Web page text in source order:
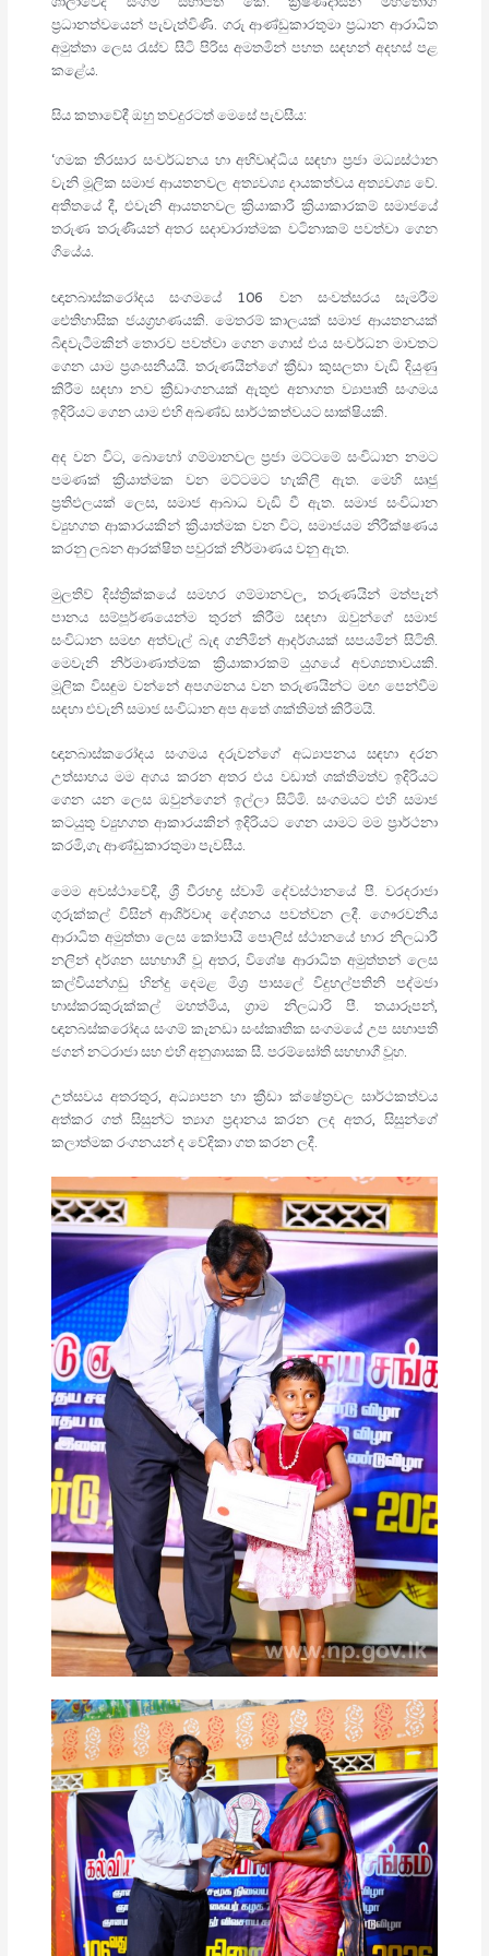
ප්‍රධානත්වයෙන් පැවැත්විණි. ගරු ආණ්ඩුකාරතුමා ප්‍රධාන ආරාධිත
අමුත්තා ලෙස රැස්ව සිටි පිරිස අමතමින් පහත සඳහන් අදහස් පළ
කළේය.
සිය කතාවේදී ඔහු තවදුරටත් මෙසේ පැවසීය:
‘ගමක තිරසාර සංවර්ධනය හා අභිවෘද්ධිය සඳහා ප්‍රජා මධ්‍යස්ථාන
වැනි මූලික සමාජ ආයතනවල අත්‍යවශ්‍ය දායකත්වය අත්‍යවශ්‍ය වේ.
අතීතයේ දී, එවැනි ආයතනවල ක්‍රියාකාරී ක්‍රියාකාරකම් සමාජයේ
තරුණ තරුණියන් අතර සදාචාරාත්මක වටිනාකම් පවත්වා ගෙන
ගියේය.
ඥානබාස්කරෝදය සංගමයේ 106 වන සංවත්සරය සැමරීම
ඓතිහාසික ජයග්‍රහණයකි. මෙතරම් කාලයක් සමාජ ආයතනයක්
බිඳවැටීමකින් තොරව පවත්වා ගෙන ගොස් එය සංවර්ධන මාවතට
ගෙන යාම ප්‍රශංසනීයයි. තරුණයින්ගේ ක්‍රීඩා කුසලතා වැඩි දියුණු
කිරීම සඳහා නව ක්‍රීඩාංගනයක් ඇතුළු අනාගත ව්‍යාපෘති සංගමය
ඉදිරියට ගෙන යාම එහි අඛණ්ඩ සාර්ථකත්වයට සාක්ෂියකි.
අද වන විට, බොහෝ ගම්මානවල ප්‍රජා මට්ටමේ සංවිධාන නමට
පමණක් ක්‍රියාත්මක වන මට්ටමට හැකිලී ඇත. මෙහි සෘජු
ප්‍රතිඵලයක් ලෙස, සමාජ ආබාධ වැඩි වී ඇත. සමාජ සංවිධාන
ව්‍යුහගත ආකාරයකින් ක්‍රියාත්මක වන විට, සමාජයම නිරීක්ෂණය
කරනු ලබන ආරක්ෂිත පවුරක් නිර්මාණය වනු ඇත.
මුලතිව් දිස්ත්‍රික්කයේ සමහර ගම්මානවල, තරුණයින් මත්පැන්
පානය සම්පූර්ණයෙන්ම තුරන් කිරීම සඳහා ඔවුන්ගේ සමාජ
සංවිධාන සමඟ අත්වැල් බැඳ ගනිමින් ආදර්ශයක් සපයමින් සිටිති.
මෙවැනි නිර්මාණාත්මක ක්‍රියාකාරකම් යුගයේ අවශ්‍යතාවයකි.
මූලික විසඳුම වන්නේ අපගමනය වන තරුණයින්ට මඟ පෙන්වීම
සඳහා එවැනි සමාජ සංවිධාන අප අතේ ශක්තිමත් කිරීමයි.
ඥානබාස්කරෝදය සංගමය දරුවන්ගේ අධ්‍යාපනය සඳහා දරන
උත්සාහය මම අගය කරන අතර එය වඩාත් ශක්තිමත්ව ඉදිරියට
ගෙන යන ලෙස ඔවුන්ගෙන් ඉල්ලා සිටිමි. සංගමයට එහි සමාජ
කටයුතු ව්‍යුහගත ආකාරයකින් ඉදිරියට ගෙන යාමට මම ප්‍රාර්ථනා
කරමි,ගැ ආණ්ඩුකාරතුමා පැවසීය.
මෙම අවස්ථාවේදී, ශ්‍රී වීරභද්‍ර ස්වාමි දේවස්ථානයේ පී. වරදරාජා
ගුරුක්කල් විසින් ආශිර්වාද දේශනය පවත්වන ලදී. ගෞරවනීය
ආරාධිත අමුත්තා ලෙස කෝපායි පොලිස් ස්ථානයේ භාර නිලධාරී
නලින් දර්ශන සහභාගී වූ අතර, විශේෂ ආරාධිත අමුත්තන් ලෙස
කල්වියන්ගඩු හින්දු දෙමළ මිශ්‍ර පාසලේ විදුහල්පතිනි පද්මජා
භාස්කරකුරුක්කල් මහත්මිය, ග්‍රාම නිලධාරි පී. තයාරූපන්,
ඥානබස්කරෝදය සංගම් කැනඩා සංස්කෘතික සංගමයේ උප සභාපති
ජගන් නටරාජා සහ එහි අනුශාසක සී. පරම්සෝති සහභාගී වූහ.
උත්සවය අතරතුර, අධ්‍යාපන හා ක්‍රීඩා ක්ෂේත්‍රවල සාර්ථකත්වය
අත්කර ගත් සිසුන්ට ත්‍යාග ප්‍රදානය කරන ලද අතර, සිසුන්ගේ
කලාත්මක රංගනයන් ද වේදිකා ගත කරන ලදී.